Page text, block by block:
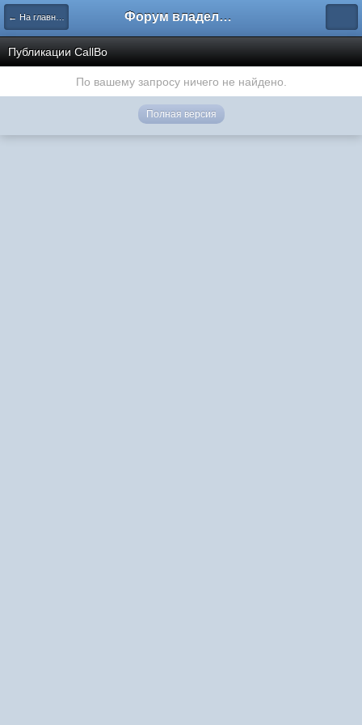
← На главную Форум владельцев интернет-магазинов
Публикации CallBo
По вашему запросу ничего не найдено.
Полная версия